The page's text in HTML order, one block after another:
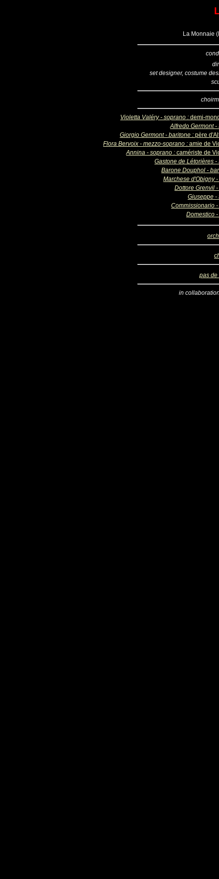
La Monnaie
set designer, costume
Violetta Valéry - soprano : demi-
Alfredo Germont -
Giorgio Germont - baritone : père
Flora Bervoix - mezzo-soprano : amie de
Annina - soprano : camériste de
Gastone de Létorières -
Barone Douphol -
Marchese d'Obigny
Dottore Grenvil
Giuseppe -
Commissionario
Domestico
pas de
in